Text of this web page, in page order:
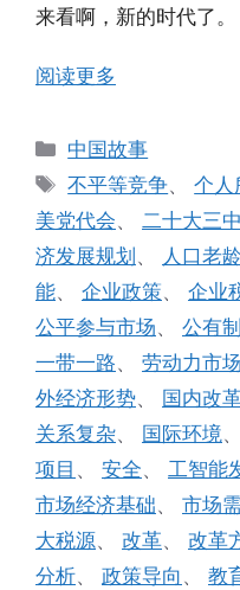
来看啊，新的时代了。
阅读更多
分
类
中国故事
标
签
不平等竞争、个人
美党代会、 二十大三
济发展规划 、 人口老
能、 企业政策、 企业
公平参与市场、 公有
一带一路、 劳动力市场
外经济形势、 国内改
关系复杂、 国际环境、
项目 、 安全、 工智能
市场经济基础、 市场
大税源、 改革、 改革
分析、 政策导向 、 教